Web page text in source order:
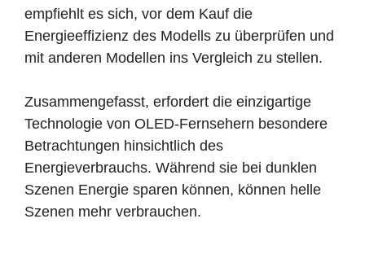
empfiehlt es sich, vor dem Kauf die
Energieeffizienz des Modells zu überprüfen und
mit anderen Modellen ins Vergleich zu stellen.
Zusammengefasst, erfordert die einzigartige
Technologie von OLED-Fernsehern besondere
Betrachtungen hinsichtlich des
Energieverbrauchs. Während sie bei dunklen
Szenen Energie sparen können, können helle
Szenen mehr verbrauchen.